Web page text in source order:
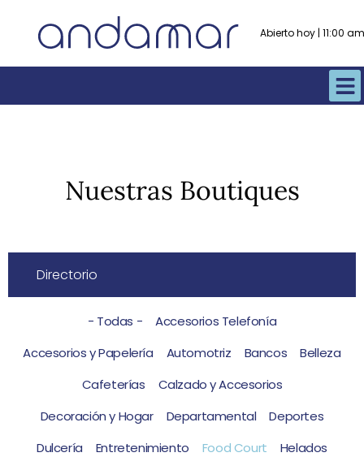
Abierto hoy | 11:00
Nuestras Boutiques
Directorio
Accesorios Telefonía
Accesorios y Papelería
Automotriz Bancos
Belleza
Cafeterías
Calzado y Accesorios
Decoración y Hogar
Departamental
Deportes
Dulcería
Entretenimiento Food Court
Helados
- Todas -